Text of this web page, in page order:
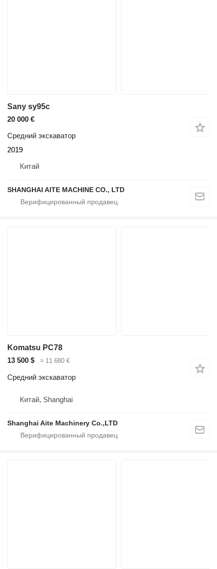
Sany sy95c
20 000 €
Средний экскаватор
2019
Китай
SHANGHAI AITE MACHINE CO., LTD
Komatsu PC78
13 500 $
≈ 11 680 €
Средний экскаватор
Китай, Shanghai
Shanghai Aite Machinery Co.,LTD